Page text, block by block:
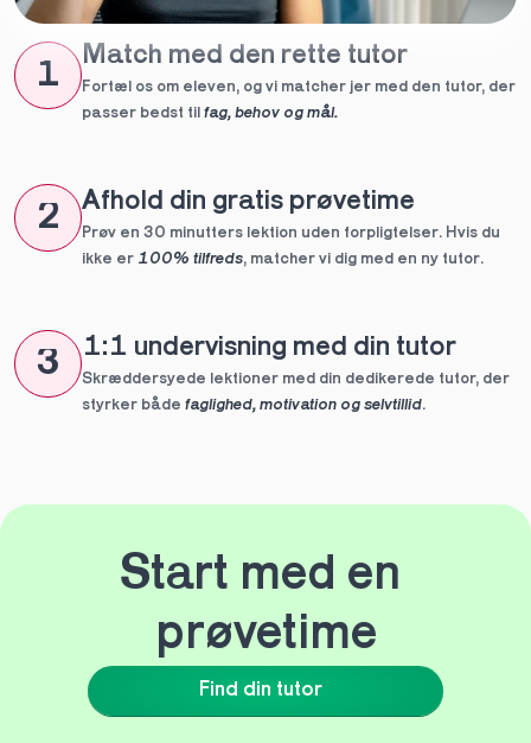
1
Match med den rette tutor
Fortæl os om eleven, og vi matcher jer med den tutor, der
passer bedst til fag, behov og mål.
2 Afhold din gratis prøvetime
Prøv en 30 minutters lektion uden forpligtelser. Hvis du
ikke er 100% tilfreds, matcher vi dig med en ny tutor.
3 1:1 undervisning med din tutor
Skræddersyede lektioner med din dedikerede tutor, der
styrker både faglighed, motivation og selvtillid.
Find din tutor
Start med en
prøvetime